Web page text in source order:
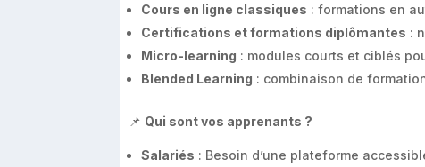
Cours en ligne classiques : formations en
Certifications et formations diplômantes :
Micro-learning : modules courts et ciblés
Blended Learning : combinaison de
📌 Qui sont vos apprenants ?
Salariés : Besoin d’une plateforme